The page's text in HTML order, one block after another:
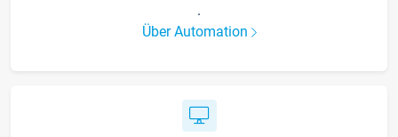
.
Über Automation